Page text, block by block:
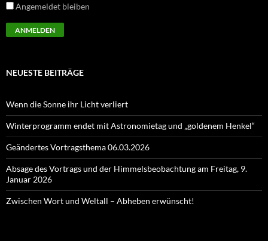
Angemeldet bleiben
NEUESTE BEITRÄGE
Wenn die Sonne ihr Licht verliert
Winterprogramm endet mit Astronomietag und „goldenem Henkel“
Geändertes Vortragsthema 06.03.2026
Absage des Vortrags und der Himmelsbeobachtung am Freitag, 9.
Januar 2026
Zwischen Wort und Weltall – Abheben erwünscht!